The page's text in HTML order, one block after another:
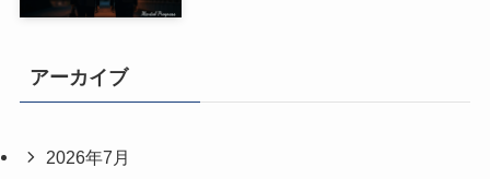
アーカイブ
2026年7月